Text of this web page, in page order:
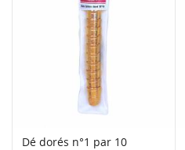
Dé dorés n°1 par 10